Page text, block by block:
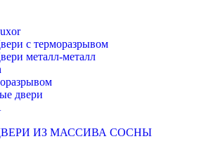
с терморазрывом
металл-металл
двери
ИЗ МАССИВА СОСНЫ